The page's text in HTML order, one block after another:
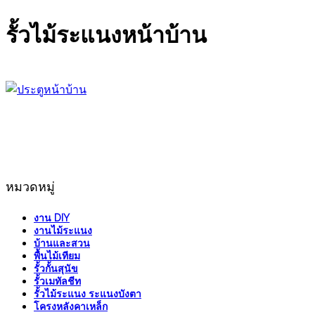
รั้วไม้ระแนงหน้าบ้าน
หมวดหมู่
งาน DIY
งานไม้ระแนง
บ้านและสวน
พื้นไม้เทียม
รั้วกั้นสุนัข
รั้วเมทัลชีท
รั้วไม้ระแนง ระแนงบังตา
โครงหลังคาเหล็ก